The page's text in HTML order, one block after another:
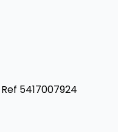
5417007924